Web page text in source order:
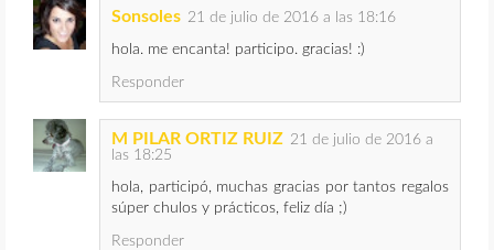
Sonsoles 21 de julio de 2016 a las 18:16
hola. me encanta! participo. gracias! :)
Responder
M PILAR ORTIZ RUIZ 21 de julio de 2016 a
las 18:25
hola, participó, muchas gracias por tantos regalos
súper chulos y prácticos, feliz día ;)
Responder